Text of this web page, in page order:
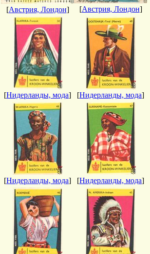
[Австрия, Лондон] [Австрия, Лондон]
[Нидерланды, мода] [Нидерланды, мода]
[Нидерланды, мода] [Нидерланды, мода]